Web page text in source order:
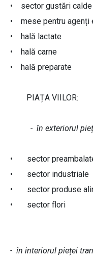
• sector
• mese pentru
• hală
• hală
• hală
PIAȚA VIILOR:
- în exteriorul
• sector
• sector
• sector
• sector
- în interiorul pieței